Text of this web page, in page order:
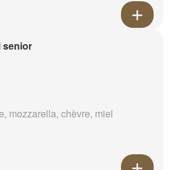
senior
mozzarella, chèvre, miel